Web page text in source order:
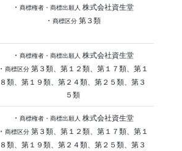
・ 商標権者・商標出願人 株式会社資生堂
・ 商標区分第３類
・ 商標権者・商標出願人 株式会社資生堂
・ 商標区分第３類、第１２類、第１７類、第１
８類、第１９類、第２４類、第２５類、第３
５類
・ 商標権者・商標出願人 株式会社資生堂
・ 商標区分第３類、第１２類、第１７類、第１
８類、第１９類、第２４類、第２５類、第３